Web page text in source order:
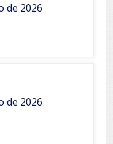
de 2026
de 2026